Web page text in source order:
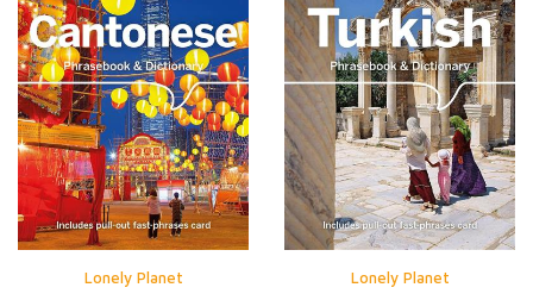
Lonely Planet Lonely Planet